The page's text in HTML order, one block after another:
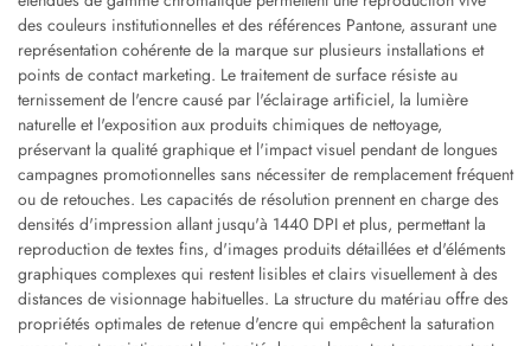
des couleurs institutionnelles et des références Pantone, assurant une
représentation cohérente de la marque sur plusieurs installations et
points de contact marketing. Le traitement de surface résiste au
ternissement de l'encre causé par l'éclairage artificiel, la lumière
naturelle et l'exposition aux produits chimiques de nettoyage,
préservant la qualité graphique et l'impact visuel pendant de longues
campagnes promotionnelles sans nécessiter de remplacement fréquent
ou de retouches. Les capacités de résolution prennent en charge des
densités d'impression allant jusqu'à 1440 DPI et plus, permettant la
reproduction de textes fins, d'images produits détaillées et d'éléments
graphiques complexes qui restent lisibles et clairs visuellement à des
distances de visionnage habituelles. La structure du matériau offre des
propriétés optimales de retenue d'encre qui empêchent la saturation